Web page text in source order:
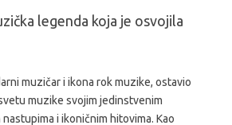
legenda koja je osvojila
muzičar i ikona rok muzike, ostavio
muzike svojim jedinstvenim
i ikoničnim hitovima. Kao